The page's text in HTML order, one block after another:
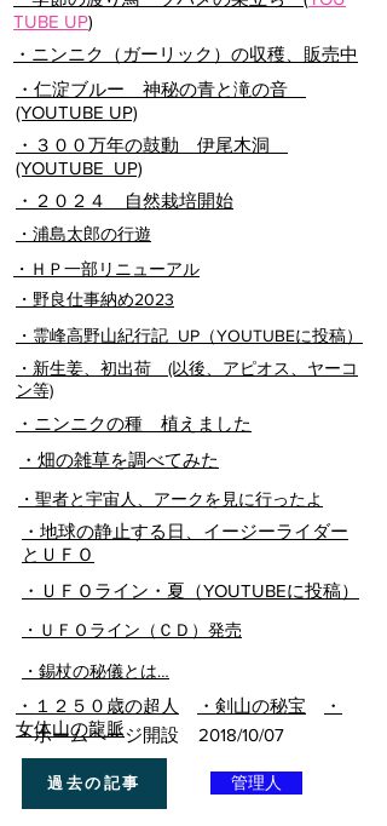
TUBE UP)
・ニンニク（ガーリック）の収穫、販売中
・仁淀ブルー 神秘の青と滝の音
(YOUTUBE UP)
・３００万年の鼓動 伊尾木洞
(YOUTUBE UP)
・２０２４ 自然栽培開始
・浦島太郎の行遊
・ＨＰ一部リニューアル
・野良仕事納め2023
・霊峰高野山紀行記 UP（YOUTUBEに投稿）
・新生姜、初出荷 (以後、アピオス、ヤーコ
ン等)
・ニンニクの種 植えました
・畑の雑草を調べてみた
​・聖者と宇宙人、アークを見に行ったよ
​・地球の静止する日、イージーライダー
とＵＦＯ
​・ＵＦＯライン・夏（YOUTUBEに投稿）
・ＵＦＯライン（ＣＤ）発売
・錫杖の秘儀とは…
​・１２５０歳の超人 ・剣山の秘宝
・
女体山の龍脈
・ホームページ開設 ​ 2018/10/07
過去の記事 管理人